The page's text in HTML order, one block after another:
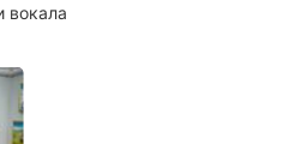
вокала